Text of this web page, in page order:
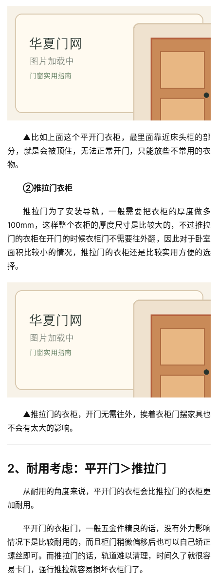
▲比如上面这个平开门衣柜，最里面靠近床头柜的部
分，就是会被顶住，无法正常开门，只能放些不常用的衣
物。
②推拉门衣柜
推拉门为了安装导轨，一般需要把衣柜的厚度做多
100mm，这样整个衣柜的厚度尺寸是比较大的，不过推拉
门的衣柜在开门的时候衣柜门不需要往外翻，因此对于卧室
面积比较小的情况，推拉门的衣柜还是比较实用方便的选
择。
▲推拉门的衣柜，开门无需往外，挨着衣柜门摆家具也
不会有太大的影响。
2、耐用考虑：平开门＞推拉门
从耐用的角度来说，平开门的衣柜会比推拉门的衣柜更
加耐用。
平开门的衣柜门，一般五金件精良的话，没有外力影响
情况下是比较耐用的，而且柜门稍微偏移后也可以自己矫正
螺丝即可。而推拉门的话，轨道难以清理，时间久了就很容
易卡门，强行推拉就容易损坏衣柜门了。